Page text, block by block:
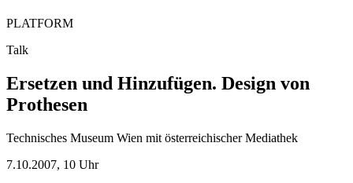
PLATFORM
Talk
Ersetzen und Hinzufügen. Design von
Prothesen
Technisches Museum Wien mit österreichischer Mediathek
7.10.2007, 10 Uhr